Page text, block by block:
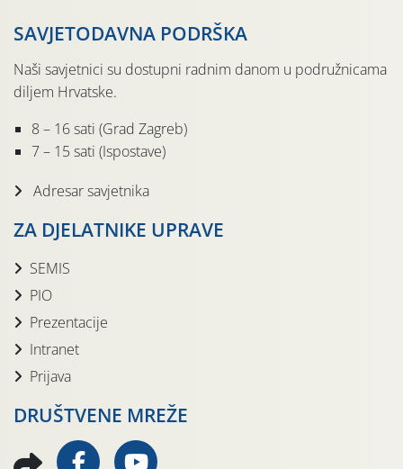
SAVJETODAVNA PODRŠKA
Naši savjetnici su dostupni radnim danom u podružnicama
diljem Hrvatske.
8 – 16 sati (Grad Zagreb)
7 – 15 sati (Ispostave)
Adresar savjetnika
ZA DJELATNIKE UPRAVE
SEMIS
PIO
Prezentacije
Intranet
Prijava
DRUŠTVENE MREŽE